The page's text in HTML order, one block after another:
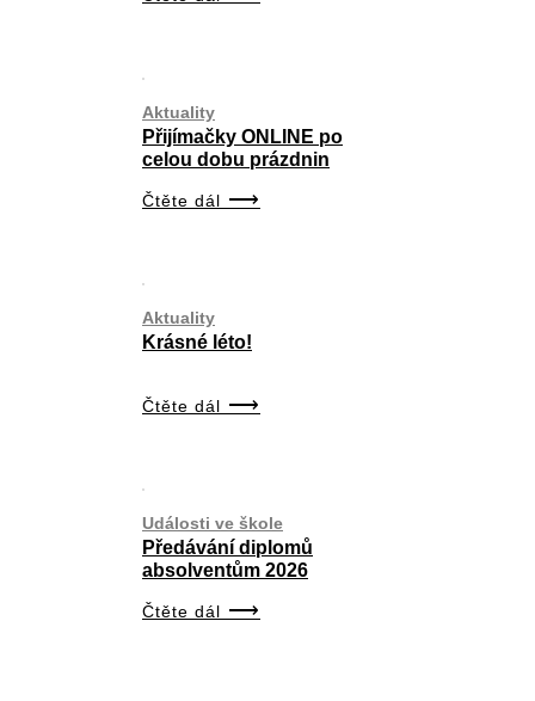
Aktuality
Přijímačky ONLINE po
celou dobu prázdnin
Čtěte dál
Aktuality
Krásné léto!
Čtěte dál
Události ve škole
Předávání diplomů
absolventům 2026
Čtěte dál